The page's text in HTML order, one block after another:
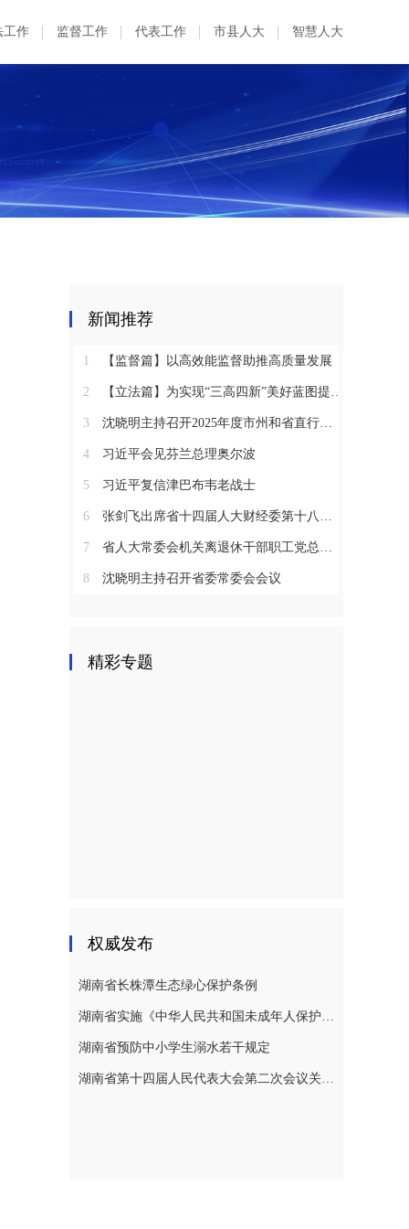
工作 监督工作 代表工作 市县人大 智慧人大
新闻推荐
1 【监督篇】以高效能监督助推高质量发展
2 【立法篇】为实现“三高四新”美好蓝图提供坚实法治保障
3 沈晓明主持召开2025年度市州和省直行业系统党（工）委书记抓基层党建工作述职评议会议
4 习近平会见芬兰总理奥尔波
5 习近平复信津巴布韦老战士
6 张剑飞出席省十四届人大财经委第十八次全体会议
7 省人大常委会机关离退休干部职工党总支召开2025年度总结表彰大会
8 沈晓明主持召开省委常委会会议
精彩专题
权威发布
湖南省长株潭生态绿心保护条例
湖南省实施《中华人民共和国未成年人保护法》若干规定
湖南省预防中小学生溺水若干规定
湖南省第十四届人民代表大会第二次会议关于湖南省人民代表大会常务委员会工作报告的决议